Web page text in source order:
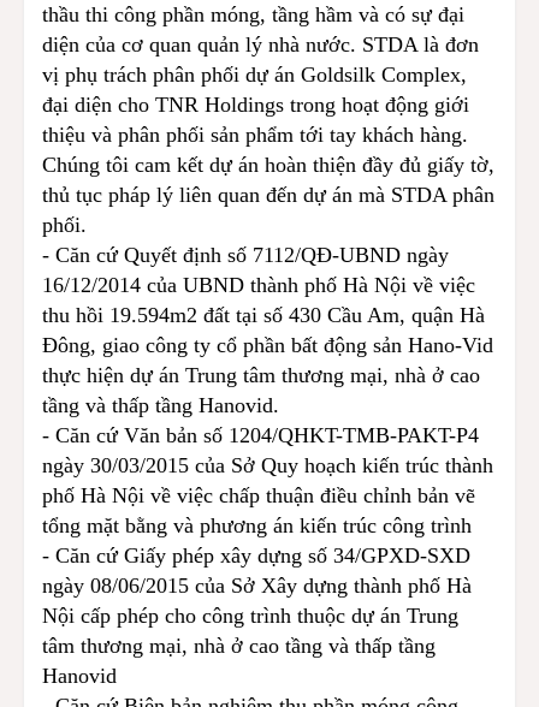
thầu thi công phần móng, tầng hầm và có sự đại
diện của cơ quan quản lý nhà nước. STDA là đơn
vị phụ trách phân phối dự án Goldsilk Complex,
đại diện cho TNR Holdings trong hoạt động giới
thiệu và phân phối sản phẩm tới tay khách hàng.
Chúng tôi cam kết dự án hoàn thiện đầy đủ giấy tờ,
thủ tục pháp lý liên quan đến dự án mà STDA phân
phối.
- Căn cứ Quyết định số 7112/QĐ-UBND ngày
16/12/2014 của UBND thành phố Hà Nội về việc
thu hồi 19.594m2 đất tại số 430 Cầu Am, quận Hà
Đông, giao công ty cổ phần bất động sản Hano-Vid
thực hiện dự án Trung tâm thương mại, nhà ở cao
tầng và thấp tầng Hanovid.
- Căn cứ Văn bản số 1204/QHKT-TMB-PAKT-P4
ngày 30/03/2015 của Sở Quy hoạch kiến trúc thành
phố Hà Nội về việc chấp thuận điều chỉnh bản vẽ
tổng mặt bằng và phương án kiến trúc công trình
- Căn cứ Giấy phép xây dựng số 34/GPXD-SXD
ngày 08/06/2015 của Sở Xây dựng thành phố Hà
Nội cấp phép cho công trình thuộc dự án Trung
tâm thương mại, nhà ở cao tầng và thấp tầng
Hanovid